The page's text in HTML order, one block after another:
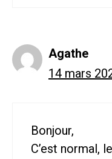
Agathe
14 mars
Bonjour,
C’est normal,